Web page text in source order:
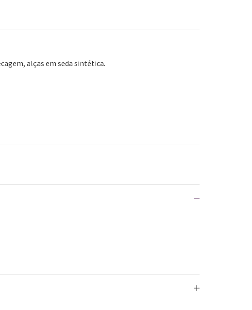
alças em seda sintética.